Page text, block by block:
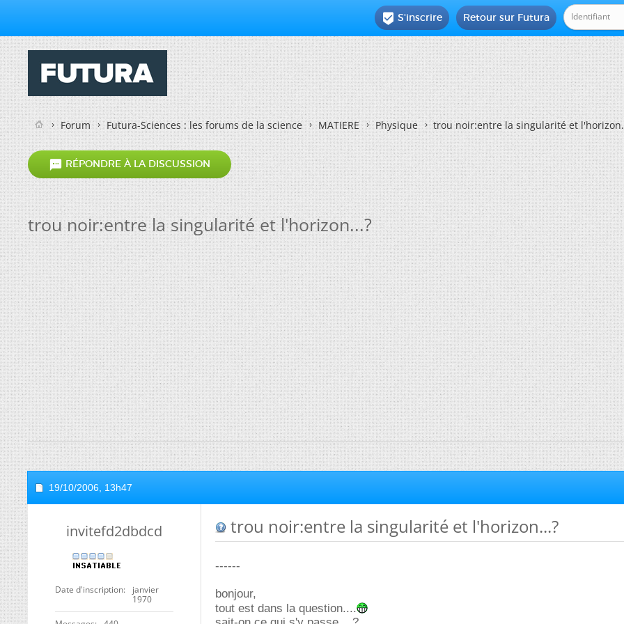
Retour sur Futura
 S'inscrire
Forum Futura-Sciences : les forums de la science MATIERE Physique trou noir:entre la singularité et
 RÉPONDRE À LA DISCUSSION
trou noir:entre la singularité et l'horizon...?
19/10/2006, 13h47
invitefd2dbdcd
Date d'inscription
janvier
1970
trou noir:entre la singularité et l'horizon...?
------
bonjour,
tout est dans la question....